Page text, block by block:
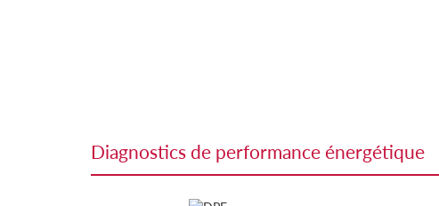
diagnostics de performance énergétique